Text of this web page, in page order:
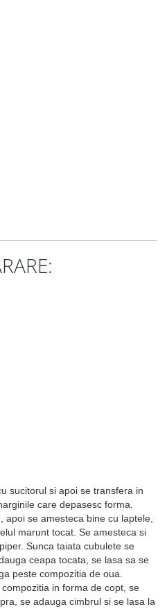
sucitorul si apoi se transfera in
care depasesc forma.
apoi se amesteca bine cu laptele,
marunt tocat. Se amesteca si
Sunca taiata cubulete se
ceapa tocata, se lasa sa se
peste compozitia de oua.
in forma de copt, se
se adauga cimbrul si se lasa la